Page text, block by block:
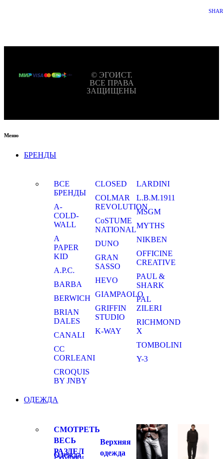
© ЭГОИСТ.
ВСЕ ПРАВА
ЗАЩИЩЕНЫ
Меню
БРЕНДЫ
ВСЕ
БРЕНДЫ
A-
COLD-
WALL
A
PAPER
KID
A.P.C.
BARBA
BERWICH
BRIAN
DALES
CANALI
CC
CORLEANI
CROQUIS
BY JNBY
CLOSED
COLMAR
REVOLUTION
CoSTUME
NATIONAL
DUNO
GRAN
SASSO
HEVO
GIAMPAOLO
GRIFFIN
STUDIO
K-WAY
LARDINI
L.B.M.1911
MSGM
MYTHS
NIKBEN
OFFICINE
CREATIVE
PAUL &
SHARK
PAL
ZILERI
RICHMOND
X
TOMBOLINI
Y-3
ОДЕЖДА
СМОТРЕТЬ
ВЕСЬ
РАЗДЕЛ
Одежда
Рубашки
Верхняя
одежда